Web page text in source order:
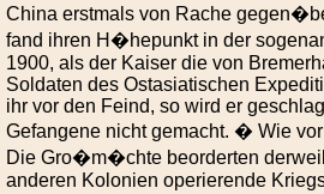
China erstmals von Rache
fand ihren H�hepunkt in der
1900, als der Kaiser die von
Soldaten des Ostasiatischen
ihr vor den Feind, so wird er
Gefangene nicht gemacht. � Wie
Die Gro�m�chte beorderten
anderen Kolonien operierende